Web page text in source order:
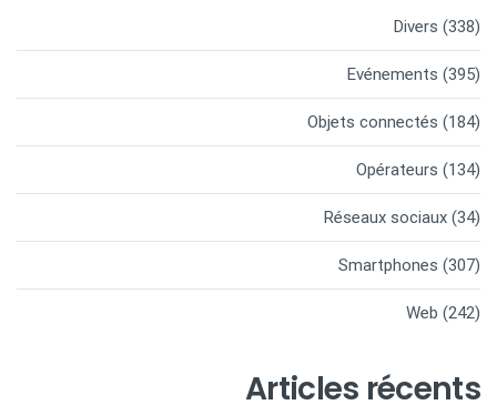
Divers (338)
Evénements (395)
Objets connectés (184)
Opérateurs (134)
Réseaux sociaux (34)
Smartphones (307)
Web (242)
Articles récents